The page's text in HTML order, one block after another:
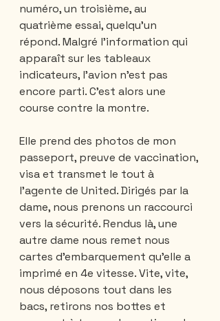
numéro, un troisième, au
quatrième essai, quelqu’un
répond. Malgré l’information qui
apparaît sur les tableaux
indicateurs, l’avion n’est pas
encore parti. C’est alors une
course contre la montre.
Elle prend des photos de mon
passeport, preuve de vaccination,
visa et transmet le tout à
l'agente de United. Dirigés par la
dame, nous prenons un raccourci
vers la sécurité. Rendus là, une
autre dame nous remet nous
cartes d’embarquement qu’elle a
imprimé en 4e vitesse. Vite, vite,
nous déposons tout dans les
bacs, retirons nos bottes et